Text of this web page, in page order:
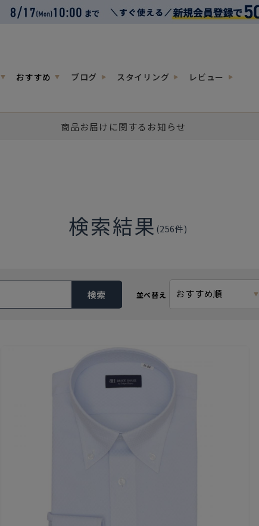
おすすめ ブログ スタイリング レビュー
商品お届けに関するお知らせ
検索結果 (256件)
検索 並べ替え おすすめ順